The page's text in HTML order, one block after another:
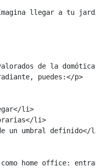
llegar a tu
de la
puedes:</p>
home office: